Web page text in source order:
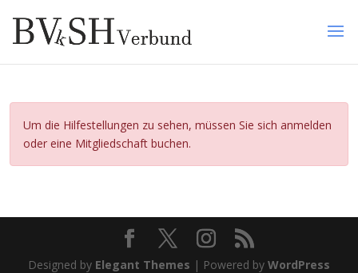
Um die Hilfestellungen zu sehen, müssen Sie sich anmelden
oder eine Mitgliedschaft buchen.
Designed by Elegant Themes | Powered by WordPress